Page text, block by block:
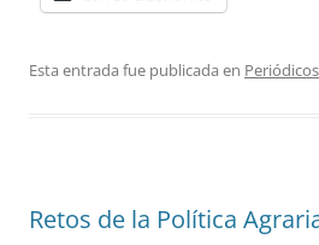
Esta entrada fue publicada en Periódicos
Retos de la Política